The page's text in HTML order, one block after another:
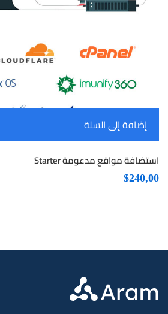
إضافة إلى السلة
استضافة مواقع مدعومة Starter
$240,00